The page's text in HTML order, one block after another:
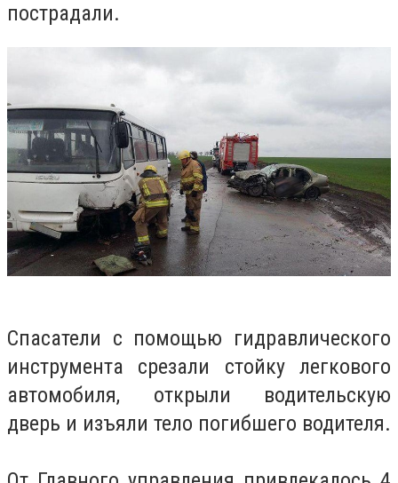
пострадали.
Спасатели с помощью гидравлического
инструмента срезали стойку легкового
автомобиля, открыли водительскую
дверь и изъяли тело погибшего водителя.